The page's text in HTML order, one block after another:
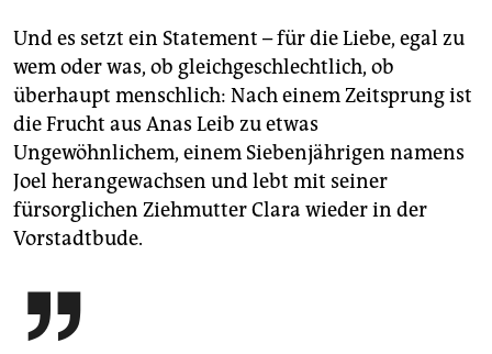
Und es setzt ein Statement – für die Liebe, egal zu
wem oder was, ob gleichgeschlechtlich, ob
überhaupt menschlich: Nach einem Zeitsprung ist
die Frucht aus Anas Leib zu etwas
Ungewöhnlichem, einem Siebenjährigen namens
Joel herangewachsen und lebt mit seiner
fürsorglichen Ziehmutter Clara wieder in der
Vorstadtbude.
